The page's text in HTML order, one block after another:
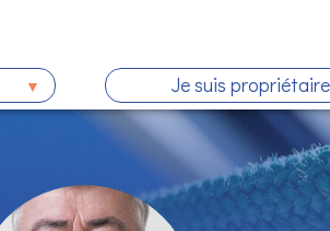
Je suis propriétaire